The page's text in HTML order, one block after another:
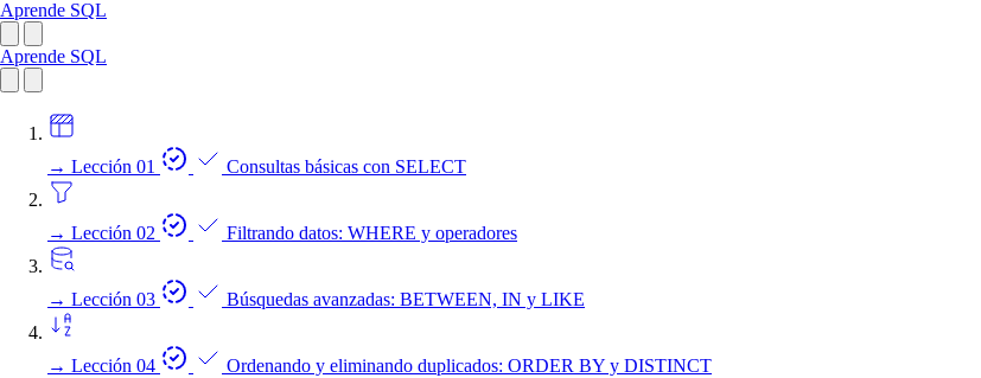
Aprende SQL
Aprende SQL
→ Lección 01 Consultas básicas con SELECT
→ Lección 02 Filtrando datos: WHERE y operadores
→ Lección 03 Búsquedas avanzadas: BETWEEN, IN y LIKE
→ Lección 04 Ordenando y eliminando duplicados: ORDER BY y DISTINCT